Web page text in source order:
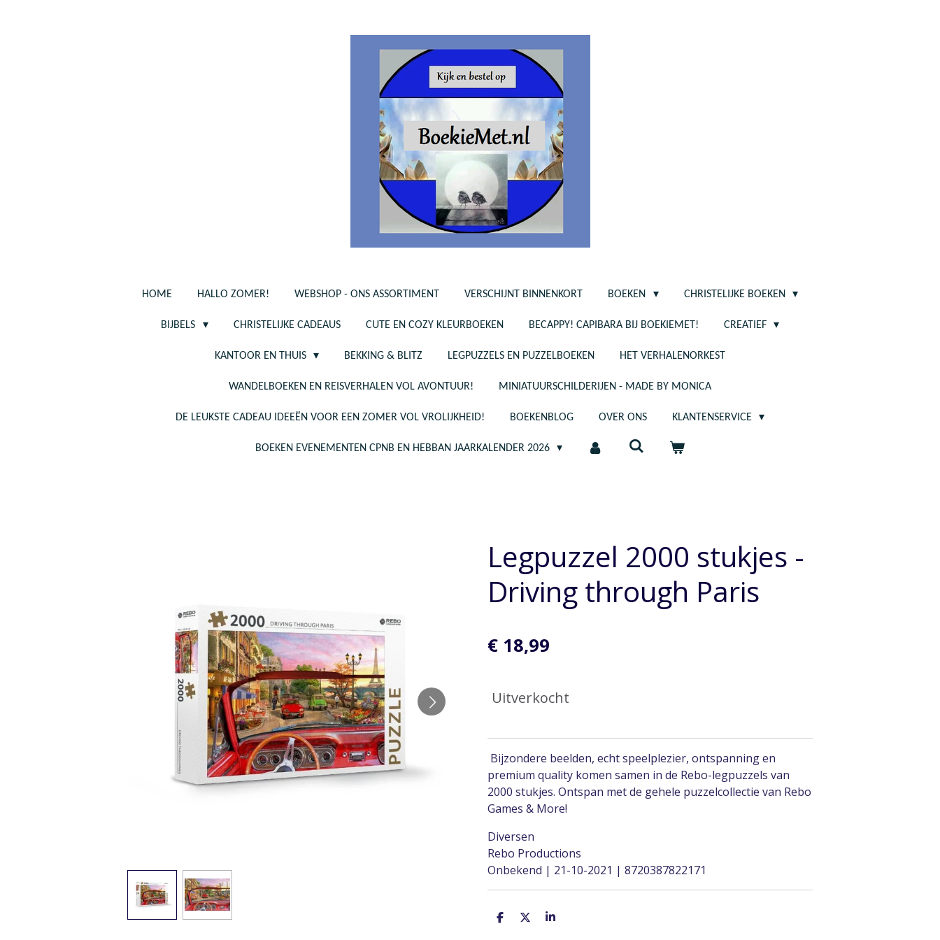
HOME HALLO ZOMER! WEBSHOP - ONS ASSORTIMENT VERSCHIJNT BINNENKORT BOEKEN CHRISTELIJKE BOEKEN
BIJBELS CHRISTELIJKE CADEAUS CUTE EN COZY KLEURBOEKEN BECAPPY! CAPIBARA BIJ BOEKIEMET! CREATIEF
KANTOOR EN THUIS BEKKING & BLITZ LEGPUZZELS EN PUZZELBOEKEN HET VERHALENORKEST
WANDELBOEKEN EN REISVERHALEN VOL AVONTUUR! MINIATUURSCHILDERIJEN - MADE BY MONICA
DE LEUKSTE CADEAU IDEEËN VOOR EEN ZOMER VOL VROLIJKHEID! BOEKENBLOG OVER ONS KLANTENSERVICE
BOEKEN EVENEMENTEN CPNB EN HEBBAN JAARKALENDER 2026
Legpuzzel 2000 stukjes -
Driving through Paris
€ 18,99
Uitverkocht
Bijzondere beelden, echt speelplezier, ontspanning en
premium quality komen samen in de Rebo-legpuzzels van
2000 stukjes. Ontspan met de gehele puzzelcollectie van Rebo
Games & More!
Diversen
Rebo Productions
Onbekend | 21-10-2021 | 8720387822171
D
D
S